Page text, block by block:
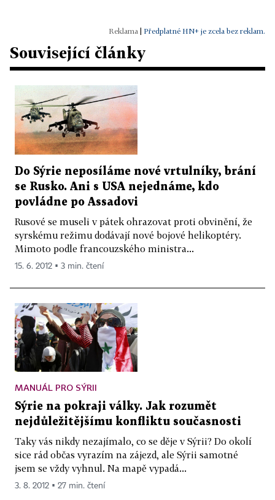
Předplatné HN+ je zcela bez reklam.
Související články
Do Sýrie neposíláme nové vrtulníky, brání
se Rusko. Ani s USA nejednáme, kdo
povládne po Assadovi
Rusové se museli v pátek ohrazovat proti obvinění, že
syrskému režimu dodávají nové bojové helikoptéry.
Mimoto podle francouzského ministra...
15. 6. 2012 ▪ 3 min. čtení
MANUÁL PRO SÝRII
Sýrie na pokraji války. Jak rozumět
nejdůležitějšímu konfliktu současnosti
Taky vás nikdy nezajímalo, co se děje v Sýrii? Do okolí
sice rád občas vyrazím na zájezd, ale Sýrii samotné
jsem se vždy vyhnul. Na mapě vypadá...
3. 8. 2012 ▪ 27 min. čtení